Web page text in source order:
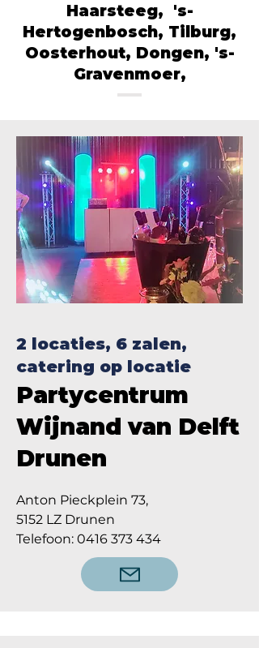
Haarsteeg, 's-
Hertogenbosch, Tilburg,
Oosterhout, Dongen, 's-
Gravenmoer,
2 locaties, 6 zalen,
catering op locatie
Partycentrum
Wijnand van Delft
Drunen
Anton Pieckplein 73,
5152 LZ Drunen
Telefoon: 0416 373 434